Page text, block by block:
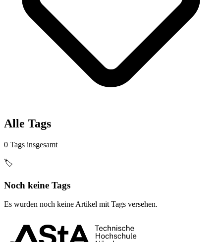
Alle Tags
0 Tags insgesamt
🏷️
Noch keine Tags
Es wurden noch keine Artikel mit Tags versehen.